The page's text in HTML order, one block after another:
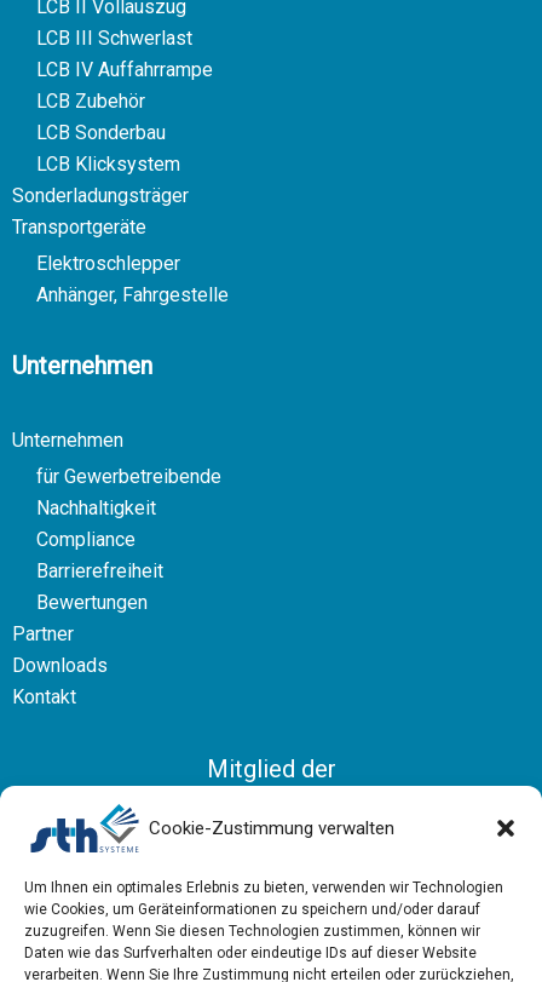
Cookie-Zustimmung verwalten
Um Ihnen ein optimales Erlebnis zu bieten, verwenden wir Technologien
wie Cookies, um Geräteinformationen zu speichern und/oder darauf
zuzugreifen. Wenn Sie diesen Technologien zustimmen, können wir
Daten wie das Surfverhalten oder eindeutige IDs auf dieser Website
verarbeiten. Wenn Sie Ihre Zustimmung nicht erteilen oder zurückziehen,
LCB II Vollauszug
LCB III Schwerlast
LCB IV Auffahrrampe
LCB Zubehör
LCB Sonderbau
LCB Klicksystem
Sonderladungsträger
Transportgeräte
Elektroschlepper
Anhänger, Fahrgestelle
Unternehmen
Unternehmen
für Gewerbetreibende
Nachhaltigkeit
Compliance
Barrierefreiheit
Bewertungen
Partner
Downloads
Kontakt
Mitglied der
Bundesvereinigung Logistik